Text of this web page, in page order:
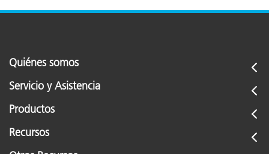
Quiénes somos
Servicio y Asistencia
Productos
Recursos